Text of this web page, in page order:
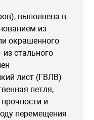
выполнена в
из
окрашенного
стального
лист (ГВЛВ)
петля,
и
перемещения